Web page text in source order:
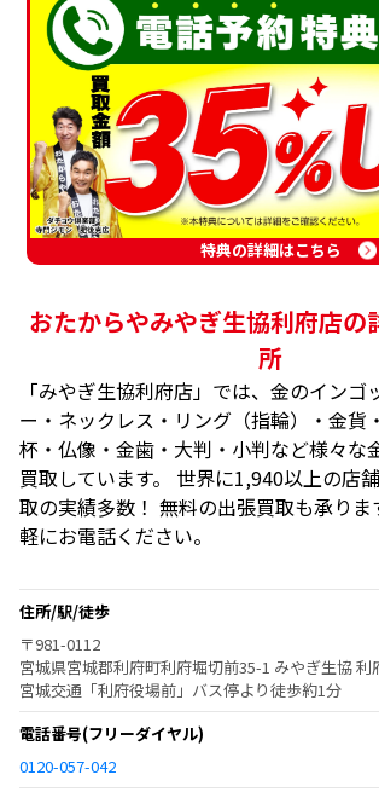
特典の詳細はこちら
おたからやみやぎ生協利府店の
所
「みやぎ生協利府店」では、金のインゴ
ー・ネックレス・リング（指輪）・金貨
杯・仏像・金歯・大判・小判など様々な
買取しています。 世界に1,940以上の店
取の実績多数！ 無料の出張買取も承り
軽にお電話ください。
住所/駅/徒歩
〒981-0112
宮城県宮城郡利府町利府堀切前35-1 みやぎ生協 利
宮城交通「利府役場前」バス停より徒歩約1分
電話番号(フリーダイヤル)
0120-057-042